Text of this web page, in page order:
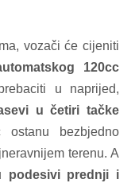
vozači će cijeniti
120cc
u naprijed,
u četiri tačke
bezbjedno
terenu. A
podesivi prednji i